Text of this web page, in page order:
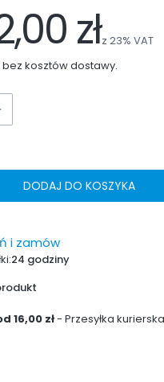
złz 23% VAT
kosztów dostawy.
DODAJ DO KOSZYKA
i zamów
24 godziny
16,00 zł- Przesyłka kurierska